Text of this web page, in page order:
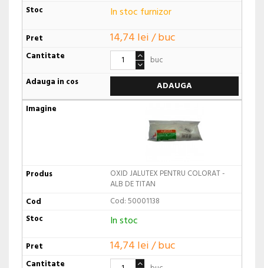
In stoc furnizor
14,74 lei / buc
buc
ADAUGA
OXID JALUTEX PENTRU COLORAT -
ALB DE TITAN
Cod: 50001138
In stoc
14,74 lei / buc